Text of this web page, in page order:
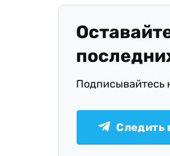
Подписывайтесь
Следить